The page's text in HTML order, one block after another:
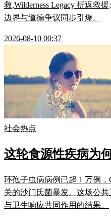
救,Wilderness Legacy 折返救
边界与道德争议同步引爆。
2026-08-10 00:37
社会热点
这轮食源性疾病为
环孢子虫病病例已超 1 万例
关的沙门氏菌暴发。这场公
与卫生响应共同作用的结果。